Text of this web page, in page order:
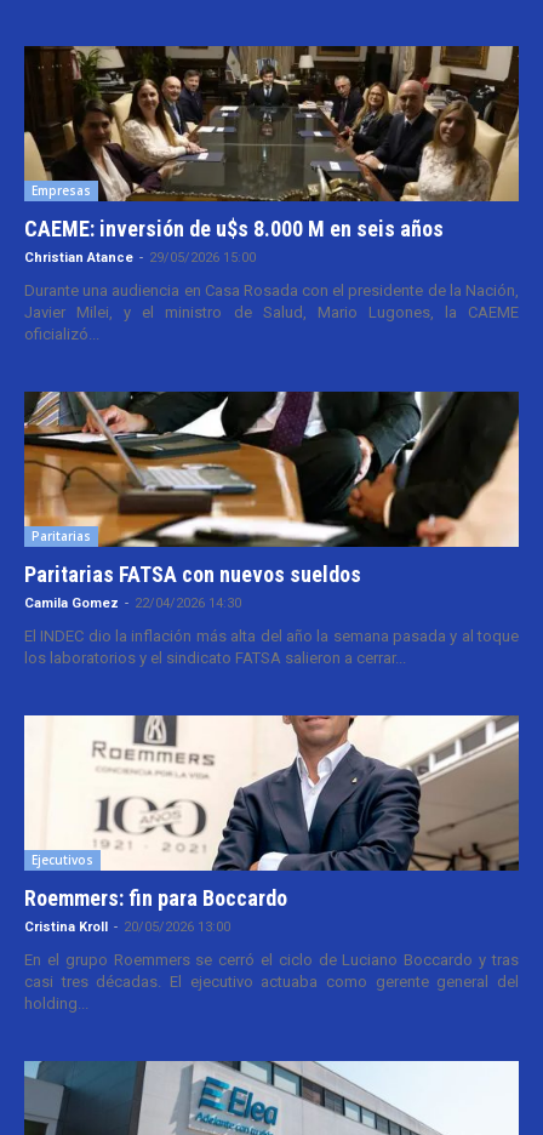
Empresas
CAEME: inversión de u$s 8.000 M en seis años
Christian Atance - 29/05/2026 15:00
Durante una audiencia en Casa Rosada con el presidente de la Nación,
Javier Milei, y el ministro de Salud, Mario Lugones, la CAEME
oficializó...
Paritarias
Paritarias FATSA con nuevos sueldos
Camila Gomez - 22/04/2026 14:30
El INDEC dio la inflación más alta del año la semana pasada y al toque
los laboratorios y el sindicato FATSA salieron a cerrar...
Ejecutivos
Roemmers: fin para Boccardo
Cristina Kroll - 20/05/2026 13:00
En el grupo Roemmers se cerró el ciclo de Luciano Boccardo y tras
casi tres décadas. El ejecutivo actuaba como gerente general del
holding...